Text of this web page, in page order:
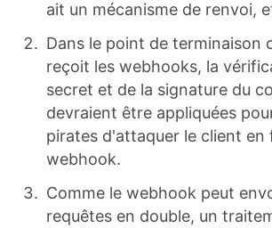
ait un mécanisme de renvoi,
Dans le point de terminaison
reçoit les webhooks, la
secret et de la signature du
devraient être appliquées
pirates d'attaquer le client en
webhook.
Comme le webhook peut
requêtes en double, un